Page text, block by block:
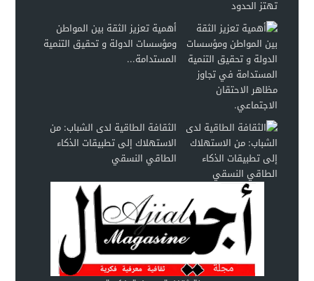
أهمية تعزيز الثقة بين المواطن
ومؤسسات الدولة و تحقيق التنمية
المستدامة...
الثقافة الطاقية لدى الشباب: من
الاستهلاك إلى تطبيقات الذكاء
الطاقي النسقي